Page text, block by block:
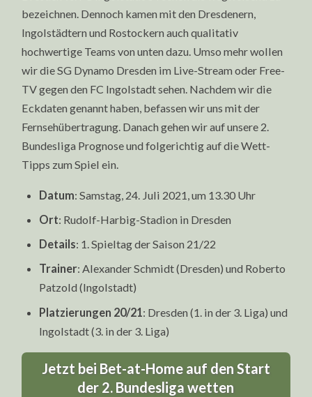
bezeichnen. Dennoch kamen mit den Dresdenern,
Ingolstädtern und Rostockern auch qualitativ
hochwertige Teams von unten dazu. Umso mehr wollen
wir die SG Dynamo Dresden im Live-Stream oder Free-
TV gegen den FC Ingolstadt sehen. Nachdem wir die
Eckdaten genannt haben, befassen wir uns mit der
Fernsehübertragung. Danach gehen wir auf unsere 2.
Bundesliga Prognose und folgerichtig auf die Wett-
Tipps zum Spiel ein.
Datum: Samstag, 24. Juli 2021, um 13.30 Uhr
Ort: Rudolf-Harbig-Stadion in Dresden
Details: 1. Spieltag der Saison 21/22
Trainer: Alexander Schmidt (Dresden) und Roberto
Patzold (Ingolstadt)
Platzierungen 20/21 : Dresden (1. in der 3. Liga) und
Ingolstadt (3. in der 3. Liga)
Jetzt bei Bet-at-Home auf den Start
der 2. Bundesliga wetten